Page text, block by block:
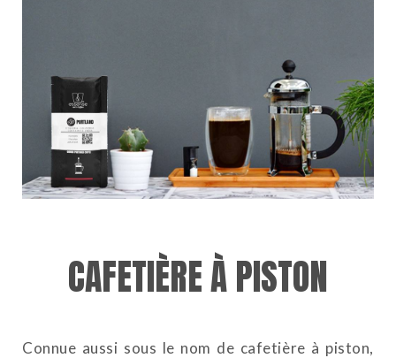
CAFETIÈRE À PISTON
Connue aussi sous le nom de cafetière à piston,